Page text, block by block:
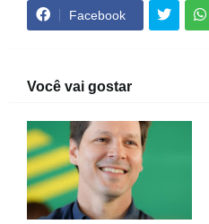
Facebook
Você vai gostar